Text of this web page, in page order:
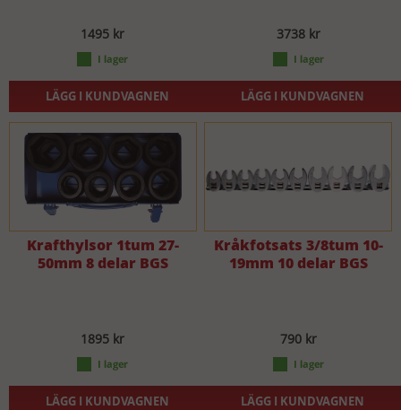
1495 kr
LÄGG I KUNDVAGNEN
3738 kr
LÄGG I KUNDVAGNEN
Krafthylsor 1tum 27-
50mm 8 delar BGS
1895 kr
LÄGG I KUNDVAGNEN
Kråkfotsats 3/8tum 10-
19mm 10 delar BGS
790 kr
LÄGG I KUNDVAGNEN